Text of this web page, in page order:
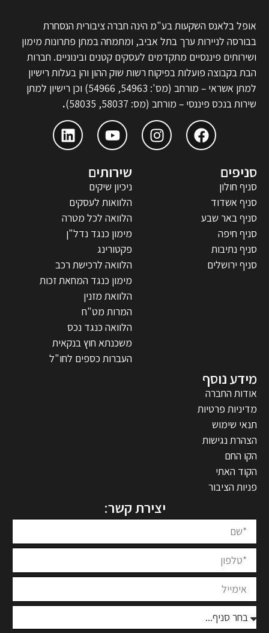
אופל בלאנס השקעות בע"מ הינה חברה ציבורית הנסחרת
בבורסה לניירות ערך בתל אביב, ומתמחה במתן פתרונות מימון
ושירותים פיננסיים מתקדמים לעסקים קטנים ובינוניים. חברות
הבת בקבוצה פועלות בפיקוח רשות שוק ההון והן בעלות רישיון
למתן אשראי – מורחב (מס': 54963, 54966) וכן רישיון למתן
שירות בנכס פיננסי – מורחב (מס: 58037, 58035)
.
סניפים
סניף חולון
סניף אשדוד
סניף באר שבע
סניף חיפה
סניף נתיבות
סניף ירושלים
שירותים
ניכיון שיקים
הלוואות לעסקים
הלוואה לכל מטרה
מימון כנגד נדל"ן
פקטורינג
הלוואה לרכישת רכב
מימון כנגד המחאת זכות
הלוואת מזנין
המרות מט"ח
הלוואה כנגד נכס
משכנתא חוץ בנקאית
העברות כספים לחו"ל
מידע נוסף
אודות החברה
מדיניות פרטיות
תנאי שימוש
הצהרת נגישות
הקו החם
הקוד האתי
פניות הציבור
יצירת קשר: